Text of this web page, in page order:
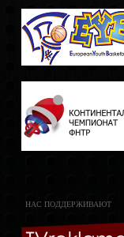
НАС ПОДДЕРЖИВАЮТ